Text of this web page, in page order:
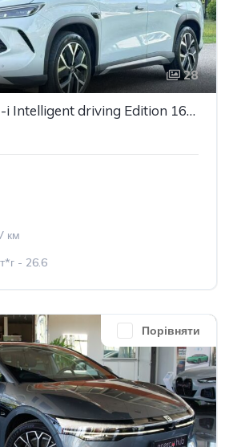
28
BYD Song L DM-i Intelligent driving Edition 160km Beyond
км
- 26.6
Порівняти